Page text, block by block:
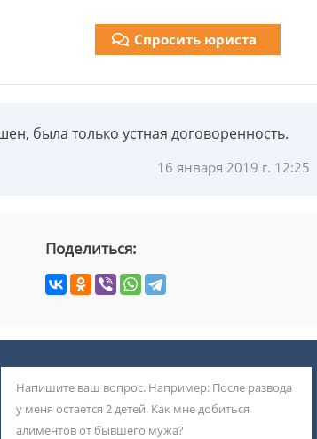
Спросить юриста
была только устная договоренность.
16 января 2019 г. 12:25
Поделиться: